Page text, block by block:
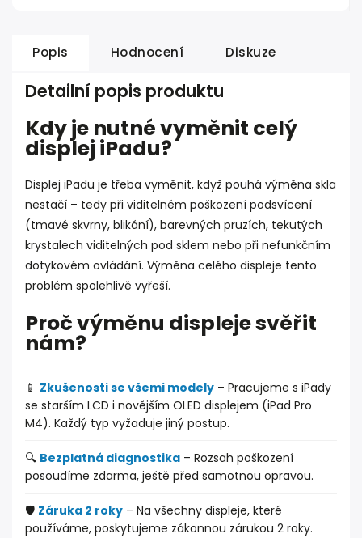
Popis Hodnocení Diskuze
Detailní popis produktu
Kdy je nutné vyměnit celý
displej iPadu?
Displej iPadu je třeba vyměnit, když pouhá výměna skla
nestačí – tedy při viditelném poškození podsvícení
(tmavé skvrny, blikání), barevných pruzích, tekutých
krystalech viditelných pod sklem nebo při nefunkčním
dotykovém ovládání. Výměna celého displeje tento
problém spolehlivě vyřeší.
Proč výměnu displeje svěřit
nám?
📱 Zkušenosti se všemi modely – Pracujeme s iPady
se starším LCD i novějším OLED displejem (iPad Pro
M4). Každý typ vyžaduje jiný postup.
🔍 Bezplatná diagnostika – Rozsah poškození
posoudíme zdarma, ještě před samotnou opravou.
🛡️ Záruka 2 roky – Na všechny displeje, které
používáme, poskytujeme zákonnou zárukou 2 roky.